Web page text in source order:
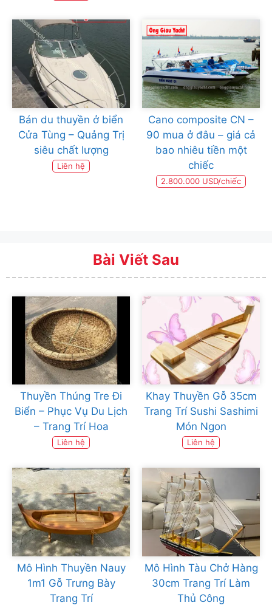
Bán du thuyền ở biển
Cửa Tùng – Quảng Trị
siêu chất lượng
Liên hệ
Cano composite CN –
90 mua ở đâu – giá cả
bao nhiêu tiền một
chiếc
2.800.000 USD/chiếc
Bài Viết Sau
Thuyền Thúng Tre Đi
Biển – Phục Vụ Du Lịch
– Trang Trí Hoa
Liên hệ
Khay Thuyền Gỗ 35cm
Trang Trí Sushi Sashimi
Món Ngon
Liên hệ
Mô Hình Thuyền Nauy
1m1 Gỗ Trưng Bày
Trang Trí
Mô Hình Tàu Chở Hàng
30cm Trang Trí Làm
Thủ Công